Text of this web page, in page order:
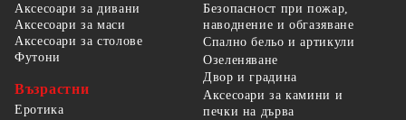
Аксесоари за дивани
Аксесоари за маси
Аксесоари за столове
Футони
Възрастни
Еротика
Безопасност при пожар,
наводнение и обгазяване
Спално бельо и артикули
Озеленяване
Двор и градина
Аксесоари за камини и
печки на дърва